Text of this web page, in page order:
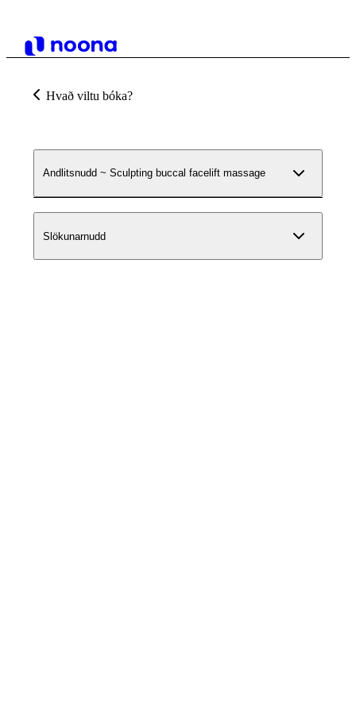
Hvað viltu bóka?
Andlitsnudd ~ Sculpting buccal facelift massage
Slökunarnudd